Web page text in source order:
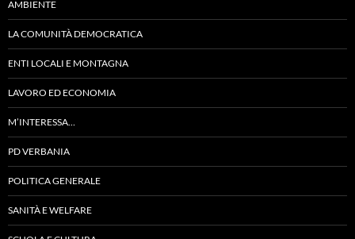
AMBIENTE
LA COMUNITÀ DEMOCRATICA
ENTI LOCALI E MONTAGNA
LAVORO ED ECONOMIA
M’INTERESSA…
PD VERBANIA
POLITICA GENERALE
SANITÀ E WELFARE